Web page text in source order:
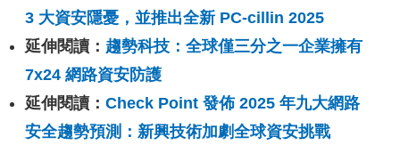
3 大資安隱憂，並推出全新 PC-cillin 2025
延伸閱讀： 趨勢科技：全球僅三分之一企業擁有
7x24 網路資安防護
延伸閱讀： Check Point 發佈 2025 年九大網路
安全趨勢預測：新興技術加劇全球資安挑戰